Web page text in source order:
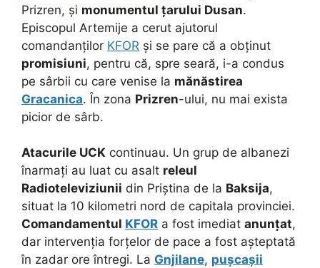
Prizren, și monumentul țarului Dusan.
Episcopul Artemije a cerut ajutorul
comandanților KFOR și se pare că a obținut
promisiuni, pentru că, spre seară, i-a condus
pe sârbii cu care venise la mănăstirea
Gracanica. În zona Prizren-ului, nu mai exista
picior de sârb.
Atacurile UCK continuau. Un grup de albanezi
înarmați au luat cu asalt releul
Radioteleviziunii din Priștina de la Baksija,
situat la 10 kilometri nord de capitala provinciei.
Comandamentul KFOR a fost imediat anunțat,
dar intervenția forțelor de pace a fost așteptată
în zadar ore întregi. La Gnjilane, pușcașii